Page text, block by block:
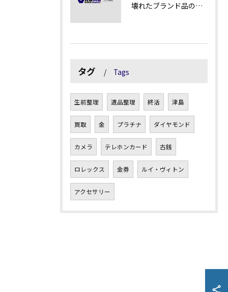
壊れたブランド品の価値を見極める技術とは
タグ Tags
生前整理 遺品整理 終活 津島
買取 金 プラチナ ダイヤモンド
カメラ テレホンカード 古銭
ロレックス 金券 ルイ・ヴィトン
アクセサリー